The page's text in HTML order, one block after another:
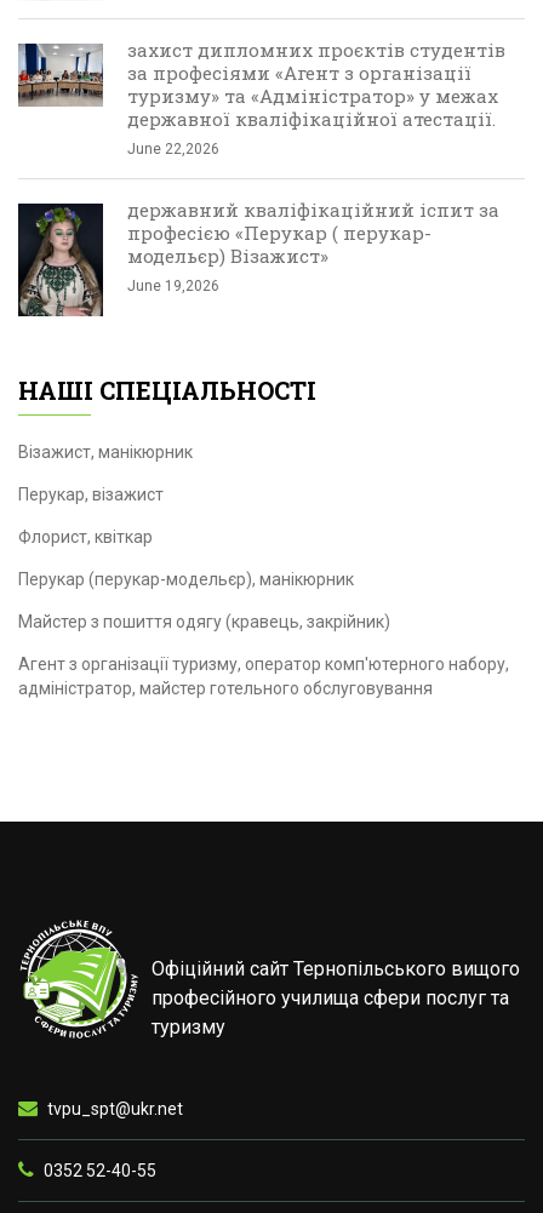
захист дипломних проєктів студентів
за професіями «Агент з організації
туризму» та «Адміністратор» у межах
державної кваліфікаційної атестації.
June 22,2026
державний кваліфікаційний іспит за
професією «Перукар ( перукар-
модельєр) Візажист»
June 19,2026
НАШІ СПЕЦІАЛЬНОСТІ
Візажист, манікюрник
Перукар, візажист
Флорист, квіткар
Перукар (перукар-модельєр), манікюрник
Майстер з пошиття одягу (кравець, закрійник)
Агент з організації туризму, оператор комп'ютерного набору,
адміністратор, майстер готельного обслуговування
Офіційний сайт Тернопільського вищого
професійного училища сфери послуг та
туризму
tvpu_spt@ukr.net
0352 52-40-55